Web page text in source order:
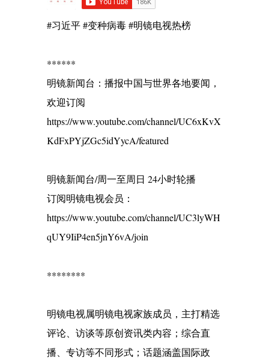
#习近平 #变种病毒 #明镜电视热榜
******
明镜新闻台：播报中国与世界各地要闻，
欢迎订阅
https://www.youtube.com/channel/UC6xKvX
KdFxPYjZGc5idYycA/featured
明镜新闻台/周一至周日 24小时轮播
订阅明镜电视会员：
https://www.youtube.com/channel/UC3lyWH
qUY9IiP4en5jnY6vA/join
********
明镜电视属明镜电视家族成员，主打精选
评论、访谈等原创资讯类内容；综合直
播、专访等不同形式；话题涵盖国际政